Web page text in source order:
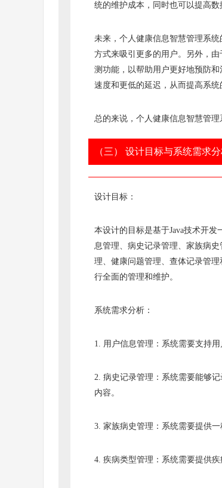
统的维护成本，同时也可以提高数
未来，个人健康信息智慧管理系
方式来吸引更多的用户。另外，
测功能，以帮助用户更好地预防
速度和更低的延迟，从而提高系统
总的来说，个人健康信息智慧管
（三） 设计目标与系统需求
设计目标：
本设计的目标是基于Java技术开
息管理、病史记录管理、家族病
理、健康问题管理、查体记录管
行全面的管理和维护。
系统需求分析：
1. 用户信息管理：系统需要支持
2. 病史记录管理：系统需要能够
内容。
3. 家族病史管理：系统需要提供
4. 疾病类型管理：系统需要提供